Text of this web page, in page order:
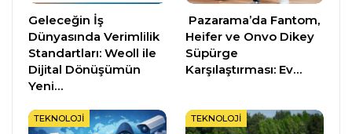
Geleceğin İş
Dünyasında Verimlilik
Standartları: Weoll ile
Dijital Dönüşümün
Yeni…
Pazarama’da Fantom,
Heifer ve Onvo Dikey
Süpürge
Karşılaştırması: Ev…
TEKNOLOJI TEKNOLOJI